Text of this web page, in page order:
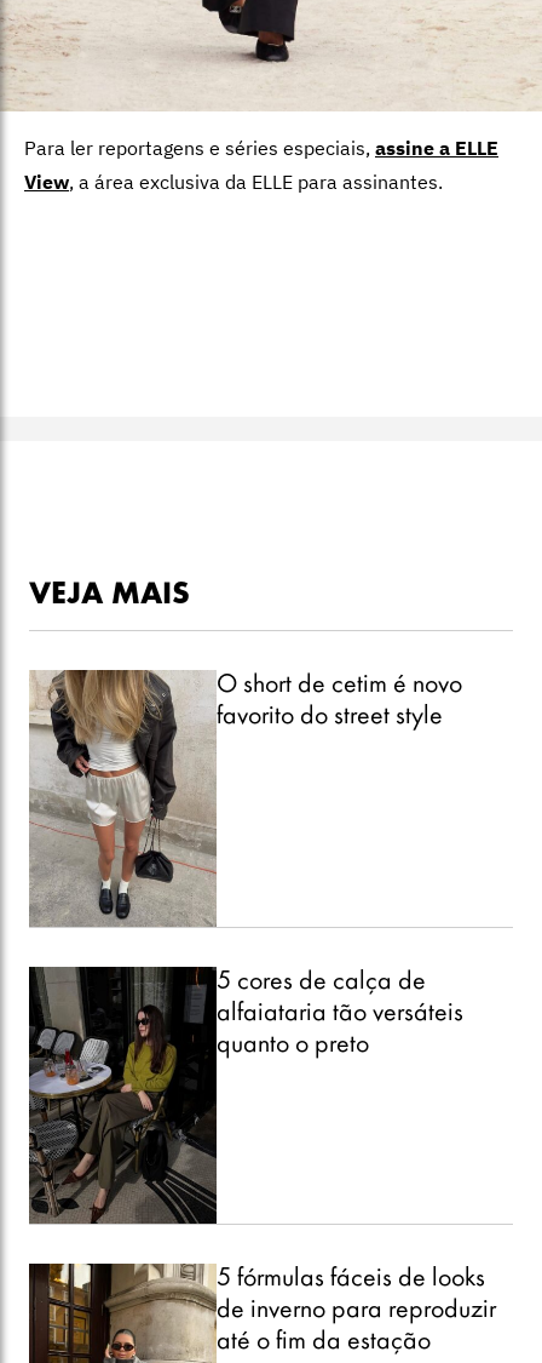
Para ler reportagens e séries especiais, assine a ELLE
View, a área exclusiva da ELLE para assinantes.
VEJA MAIS
O short de cetim é novo
favorito do street style
5 cores de calça de
alfaiataria tão versáteis
quanto o preto
5 fórmulas fáceis de looks
de inverno para reproduzir
até o fim da estação